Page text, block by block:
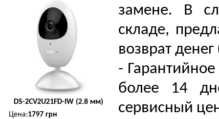
DS-2CV2U21FD-IW (2.8 мм)
Цена:1797 грн
замене. В
складе,
возврат
-
более 14
сервисный